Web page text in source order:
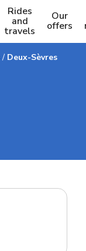
Rides
and
travels
Our
offers
/ Deux-Sèvres